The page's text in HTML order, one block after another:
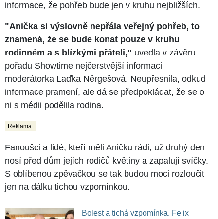
informace, že pohřeb bude jen v kruhu nejbližších.
"Anička si výslovně nepřála veřejný pohřeb, to
znamená, že se bude konat pouze v kruhu
rodinném a s blízkými přáteli," uvedla v závěru
pořadu Showtime nejčerstvější informaci
moderátorka Laďka Něrgešová. Neupřesnila, odkud
informace pramení, ale dá se předpokládat, že se o
ni s médii podělila rodina.
Reklama:
Fanoušci a lidé, kteří měli Aničku rádi, už druhý den
nosí před dům jejích rodičů květiny a zapalují svíčky.
S oblíbenou zpěvačkou se tak budou moci rozloučit
jen na dálku tichou vzpomínkou.
Bolest a tichá vzpomínka. Felix